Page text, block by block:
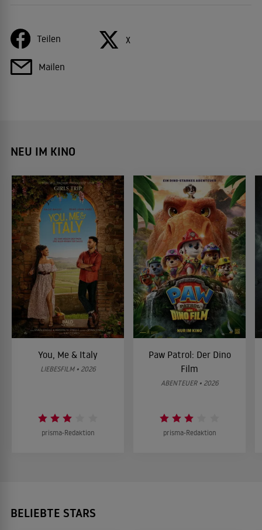
Teilen X
Mailen
NEU IM KINO
You, Me & Italy
LIEBESFILM • 2026
prisma-Redaktion
Paw Patrol: Der Dino
Film
ABENTEUER • 2026
prisma-Redaktion
BELIEBTE STARS